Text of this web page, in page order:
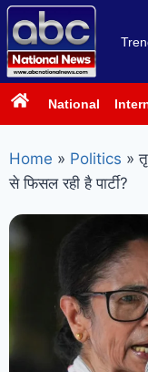
National
Home » Politics »
से फिसल रही है पार्टी?